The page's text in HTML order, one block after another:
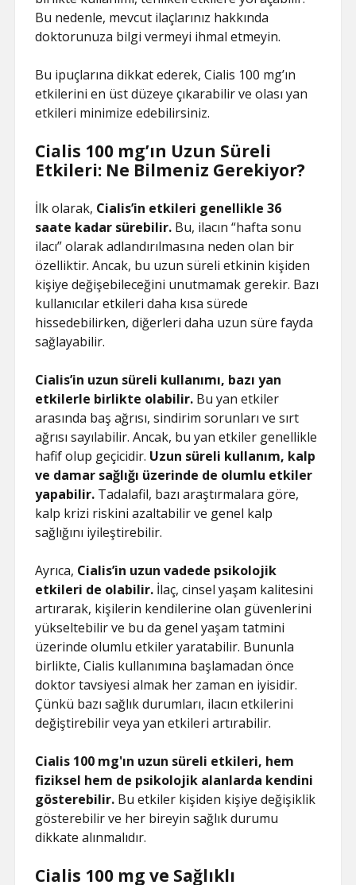
Bu nedenle, mevcut ilaçlarınız hakkında
doktorunuza bilgi vermeyi ihmal etmeyin.
Bu ipuçlarına dikkat ederek, Cialis 100 mg’ın
etkilerini en üst düzeye çıkarabilir ve olası yan
etkileri minimize edebilirsiniz.
Cialis 100 mg’ın Uzun Süreli
Etkileri: Ne Bilmeniz Gerekiyor?
İlk olarak, Cialis’in etkileri genellikle 36
saate kadar sürebilir. Bu, ilacın “hafta sonu
ilacı” olarak adlandırılmasına neden olan bir
özelliktir. Ancak, bu uzun süreli etkinin kişiden
kişiye değişebileceğini unutmamak gerekir. Bazı
kullanıcılar etkileri daha kısa sürede
hissedebilirken, diğerleri daha uzun süre fayda
sağlayabilir.
Cialis’in uzun süreli kullanımı, bazı yan
etkilerle birlikte olabilir. Bu yan etkiler
arasında baş ağrısı, sindirim sorunları ve sırt
ağrısı sayılabilir. Ancak, bu yan etkiler genellikle
hafif olup geçicidir. Uzun süreli kullanım, kalp
ve damar sağlığı üzerinde de olumlu etkiler
yapabilir. Tadalafil, bazı araştırmalara göre,
kalp krizi riskini azaltabilir ve genel kalp
sağlığını iyileştirebilir.
Ayrıca, Cialis’in uzun vadede psikolojik
etkileri de olabilir. İlaç, cinsel yaşam kalitesini
artırarak, kişilerin kendilerine olan güvenlerini
yükseltebilir ve bu da genel yaşam tatmini
üzerinde olumlu etkiler yaratabilir. Bununla
birlikte, Cialis kullanımına başlamadan önce
doktor tavsiyesi almak her zaman en iyisidir.
Çünkü bazı sağlık durumları, ilacın etkilerini
değiştirebilir veya yan etkileri artırabilir.
Cialis 100 mg'ın uzun süreli etkileri, hem
fiziksel hem de psikolojik alanlarda kendini
gösterebilir. Bu etkiler kişiden kişiye değişiklik
gösterebilir ve her bireyin sağlık durumu
dikkate alınmalıdır.
Cialis 100 mg ve Sağlıklı